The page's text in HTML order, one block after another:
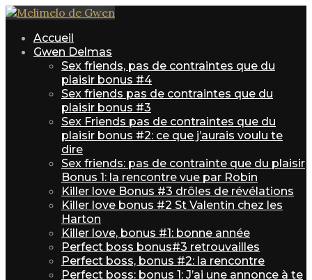
Accueil
Gwen Delmas
Sex friends, pas de contraintes que du
plaisir bonus #4
Sex friends pas de contraintes que du
plaisir bonus #3
Sex Friends pas de contraintes que du
plaisir bonus #2: ce que j’aurais voulu te
dire
Sex friends: pas de contrainte que du plaisir
Bonus 1: la rencontre vue par Robin
Killer love Bonus #3 drôles de révélations
Killer love bonus #2 St Valentin chez les
Harton
Killer love, bonus #1: bonne année
Perfect boss bonus#3 retrouvailles
Perfect boss, bonus #2: la rencontre
Perfect boss: bonus 1: J’ai une annonce à te